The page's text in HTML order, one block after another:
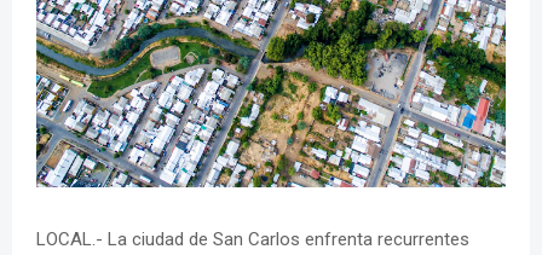
LOCAL.- La ciudad de San Carlos enfrenta recurrentes